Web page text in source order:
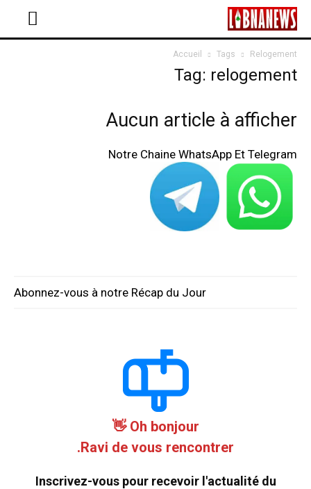
Accueil Tags Relogement
Tag: relogement
Aucun article à afficher
Notre Chaine WhatsApp Et Telegram
Abonnez-vous à notre Récap du Jour
Oh bonjour 👋
Ravi de vous rencontrer.
Inscrivez-vous pour recevoir l'actualité du